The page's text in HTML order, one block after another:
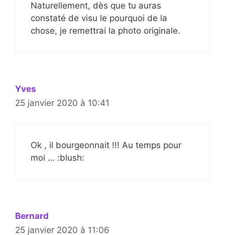
Naturellement, dès que tu auras
constaté de visu le pourquoi de la
chose, je remettrai la photo originale.
Yves
25 janvier 2020 à 10:41
Ok , il bourgeonnait !!! Au temps pour
moi … :blush:
Bernard
25 janvier 2020 à 11:06